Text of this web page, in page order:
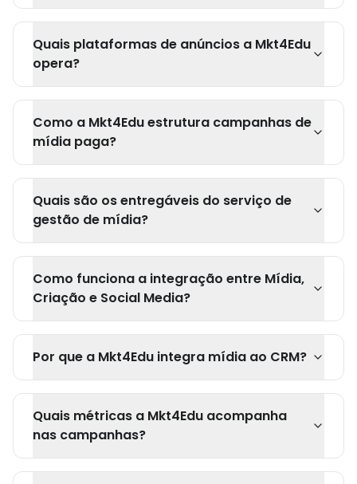
Quais plataformas de anúncios a Mkt4Edu
opera?
Como a Mkt4Edu estrutura campanhas de
mídia paga?
Quais são os entregáveis do serviço de
gestão de mídia?
Como funciona a integração entre Mídia,
Criação e Social Media?
Por que a Mkt4Edu integra mídia ao CRM?
Quais métricas a Mkt4Edu acompanha
nas campanhas?